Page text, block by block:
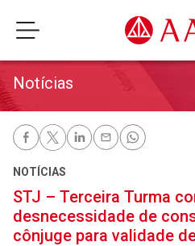
Notícias
NOTÍCIAS
STJ – Terceira Turma
desnecessidade de
cônjuge para validade